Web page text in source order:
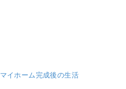
マイホーム完成後の生活